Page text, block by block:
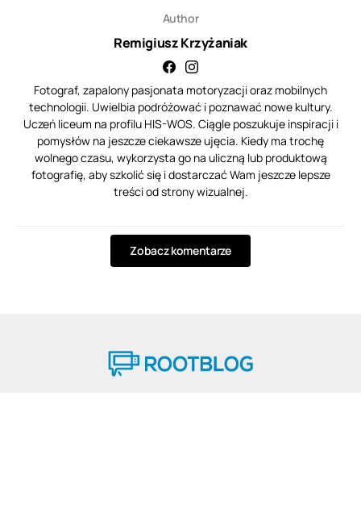
Author
Remigiusz Krzyżaniak
Fotograf, zapalony pasjonata motoryzacji oraz mobilnych
technologii. Uwielbia podróżować i poznawać nowe kultury.
Uczeń liceum na profilu HIS-WOS. Ciągle poszukuje inspiracji i
pomysłów na jeszcze ciekawsze ujęcia. Kiedy ma trochę
wolnego czasu, wykorzysta go na uliczną lub produktową
fotografię, aby szkolić się i dostarczać Wam jeszcze lepsze
treści od strony wizualnej.
Zobacz komentarze